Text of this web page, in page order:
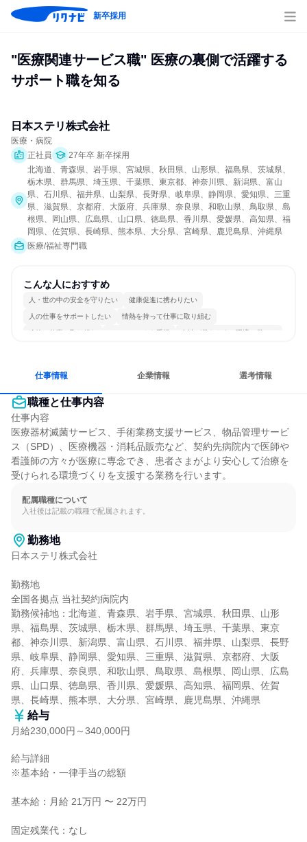
新卒採用
"医療関連サービス職" 医療の裏側で活躍する
サポート職を知る
日本ステリ株式会社
医療・病院
正社員
27年卒 新卒採用
北海道、青森県、岩手県、宮城県、秋田県、山形県、福島県、茨城県、
栃木県、群馬県、埼玉県、千葉県、東京都、神奈川県、新潟県、富山
県、石川県、福井県、山梨県、長野県、岐阜県、静岡県、愛知県、三重
県、滋賀県、京都府、大阪府、兵庫県、奈良県、和歌山県、鳥取県、島
根県、岡山県、広島県、山口県、徳島県、香川県、愛媛県、高知県、福
岡県、佐賀県、長崎県、熊本県、大分県、宮崎県、鹿児島県、沖縄県
医療/福祉専門職
こんな人におすすめ
人・世の中の安全を守りたい 健康促進に携わりたい
人の仕事をサポートしたい 情熱を持って仕事に取り組む
冷静に仕事に取り組む チームワークを重視 女性が働きやすい環境で働ける
仕事情報 企業情報 選考情報
職種と仕事内容
仕事内容
医療器材滅菌サービス、手術業務支援サービス、物品管理サービ
ス（SPD）、医療機器・消耗品販売など、契約先病院内で医師や
看護師の方々が医療に専念でき、患者さまがより安心して治療を
受けられる環境づくりを支援する業務を行います。
配属職種について
入社後は記載の職種で配属されます。
勤務地
日本ステリ株式会社
勤務地
全国各拠点 当社契約病院内
勤務候補地：北海道、青森県、岩手県、宮城県、秋田県、山形
県、福島県、茨城県、栃木県、群馬県、埼玉県、千葉県、東京
都、神奈川県、新潟県、富山県、石川県、福井県、山梨県、長野
県、岐阜県、静岡県、愛知県、三重県、滋賀県、京都府、大阪
府、兵庫県、奈良県、和歌山県、鳥取県、島根県、岡山県、広島
県、山口県、徳島県、香川県、愛媛県、高知県、福岡県、佐賀
県、長崎県、熊本県、大分県、宮崎県、鹿児島県、沖縄県
給与
月給230,000円～340,000円
給与詳細
※基本給・一律手当の総額
基本給：月給 21万円 〜 22万円
固定残業代：なし